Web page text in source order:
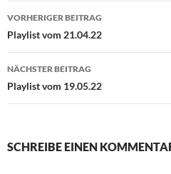
Beitragsnavigation
VORHERIGER BEITRAG
Playlist vom 21.04.22
NÄCHSTER BEITRAG
Playlist vom 19.05.22
SCHREIBE EINEN